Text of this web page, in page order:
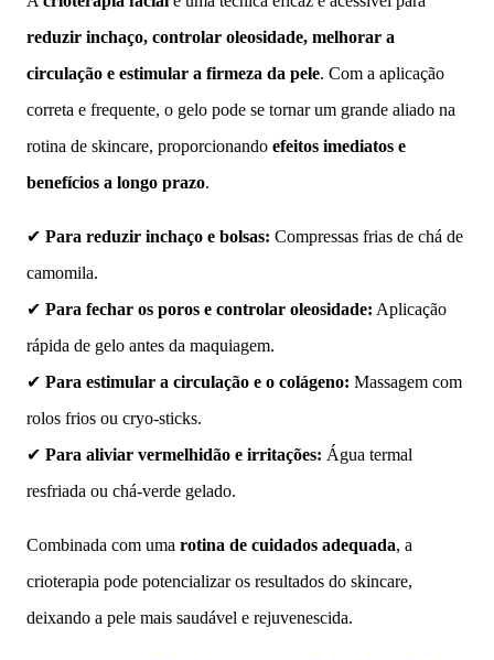
reduzir inchaço, controlar oleosidade, melhorar a
circulação e estimular a firmeza da pele. Com a aplicação
correta e frequente, o gelo pode se tornar um grande aliado na
rotina de skincare, proporcionando efeitos imediatos e
benefícios a longo prazo.
✔ Para reduzir inchaço e bolsas: Compressas frias de chá de
camomila.
✔ Para fechar os poros e controlar oleosidade: Aplicação
rápida de gelo antes da maquiagem.
✔ Para estimular a circulação e o colágeno: Massagem com
rolos frios ou cryo-sticks.
✔ Para aliviar vermelhidão e irritações: Água termal
resfriada ou chá-verde gelado.
Combinada com uma rotina de cuidados adequada, a
crioterapia pode potencializar os resultados do skincare,
deixando a pele mais saudável e rejuvenescida.